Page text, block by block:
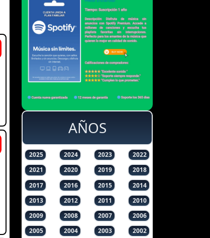
AÑOS
2025 2024 2023
2022
2021
2020 2019
2018
2017
2016 2015
2014
2013
2012 2011
2010
2009
2008 2007
2006
2005
2004 2003
2002